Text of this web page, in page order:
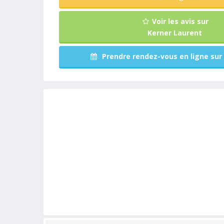
Voir les avis sur
Kerner Laurent
Prendre rendez-vous en ligne